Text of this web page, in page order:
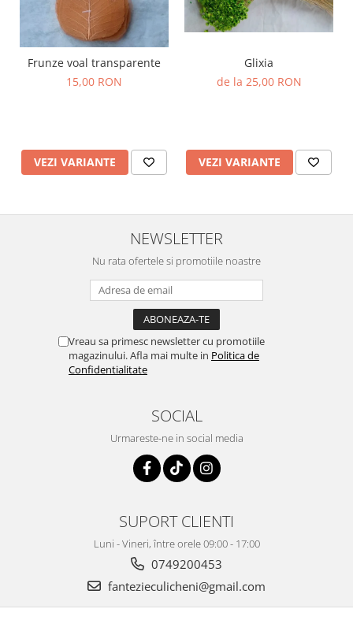
Frunze voal transparente
15,00 RON
VEZI VARIANTE
Glixia
de la 25,00 RON
VEZI VARIANTE
NEWSLETTER
Nu rata ofertele si promotiile noastre
Vreau sa primesc newsletter cu promotiile
magazinului. Afla mai multe in Politica de
Confidentialitate
SOCIAL
Urmareste-ne in social media
SUPORT CLIENTI
Luni - Vineri, între orele 09:00 - 17:00
0749200453
fantezieculicheni@gmail.com